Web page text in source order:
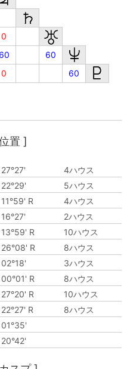
0
60
60
0 60
置 ]
27°27'
4ハウス
22°29'
5ハウス
11°59' R
4ハウス
16°27'
2ハウス
13°59' R
10ハウス
26°08' R
8ハウス
02°18'
3ハウス
00°01' R
8ハウス
27°20' R
10ハウス
22°27' R
8ハウス
01°35'
20°42'